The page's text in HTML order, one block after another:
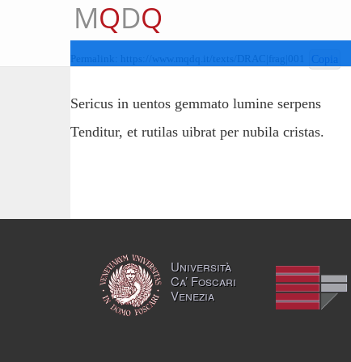
MQDQ
Sericus in uentos gemmato lumine serpens
Tenditur, et rutilas uibrat per nubila cristas.
Università
Ca’ Foscari
Venezia